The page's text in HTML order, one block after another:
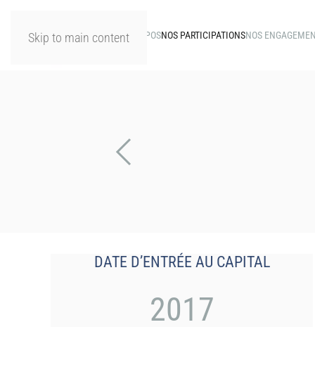
Skip to main contentA PROPOSNOS PARTICIPATIONSNOS
DATE D’ENTRÉE AU CAPITAL
2017